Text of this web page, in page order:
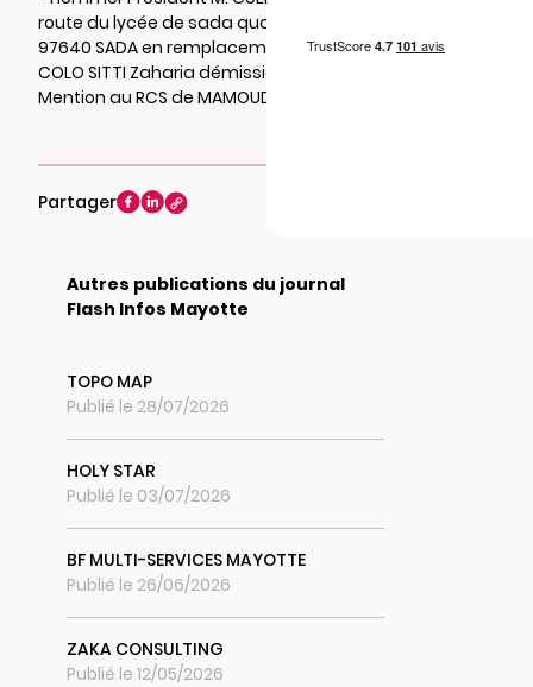
route du lycée de sada quartier doujani
97640 SADA en remplacement de Mme
COLO SITTI Zaharia démissionnaire.
Mention au RCS de MAMOUDZOU
Partager
Autres publications du journal
Flash Infos Mayotte
TOPO MAP
Publié le 28/07/2026
HOLY STAR
Publié le 03/07/2026
BF MULTI-SERVICES MAYOTTE
Publié le 26/06/2026
ZAKA CONSULTING
Publié le 12/05/2026